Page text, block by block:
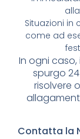
Situazioni in
come ad
In ogni
spurgo
risolvere
Contatta la